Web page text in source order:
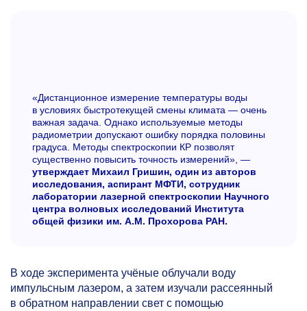
«Дистанционное измерение температуры воды
в условиях быстротекущей смены климата — очень
важная задача. Однако используемые методы
радиометрии допускают ошибку порядка половины
градуса. Методы спектроскопии КР позволят
существенно повысить точность измерений», —
утверждает Михаил Гришин, один из авторов
исследования, аспирант МФТИ, сотрудник
лаборатории лазерной спектроскопии Научного
центра волновых исследований Института
общей физики им. А.М. Прохорова РАН.
В ходе эксперимента учёные облучали воду
импульсным лазером, а затем изучали рассеянный
в обратном направлении свет с помощью